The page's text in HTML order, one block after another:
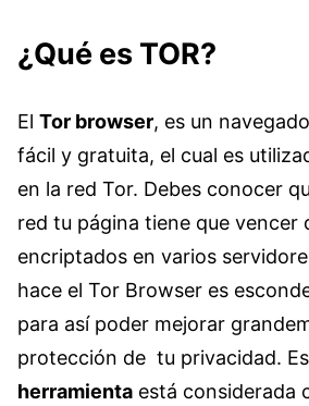
¿Qué es TOR?
El Tor browser, es un
fácil y gratuita, el cual es
en la red Tor. Debes conocer
red tu página tiene que vencer
encriptados en varios
hace el Tor Browser es
para así poder mejorar
protección de tu privacidad.
herramienta está considerada